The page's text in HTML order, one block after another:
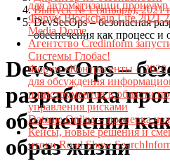
для автоматизации
Форум Blockchain Life 2021
Media Dome
Агентство Credinform
Системы Глобас!
Форум «Контрагенты – 2020
для обсуждения
и инструментов в области
управления рисками
Datame.Online – проверка
Кейсы, новые решения и
итоги Road Show
Выпуск № 1 (январь), 2021
DevSecOps – безопасная
обеспечения как процесс и
DevSecOps –
разработка
обеспечения
образ жизни